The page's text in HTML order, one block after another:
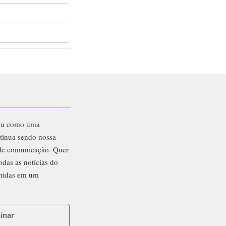
como uma
sendo nossa
comunicação. Quer
as notícias do
em um